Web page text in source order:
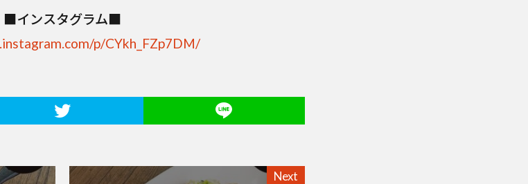
■インスタグラム■
p/CYkh_FZp7DM/
Next